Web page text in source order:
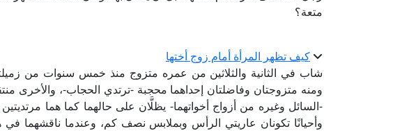
متعة؟
كيف تظهر المرأة أمام زوج أختها
شاب في الثانية والثلاثين من عمره متزوج منذ خمس سنوات من
ومنه متزوجتان وفاضلتان إحداهما محجبة -ترتدي الحجاب-، والأخرى
-السائل وغيره من أزواج أخواتهما- يظلَّان على حالهما كما هما
وأحيانًا تكونان عاريتي الرأس وبملابس نصف كم، وعندما ناقشهما في